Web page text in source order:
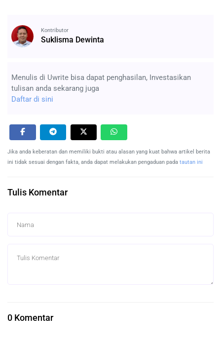
Kontributor
Suklisma Dewinta
Menulis di Uwrite bisa dapat penghasilan, Investasikan
tulisan anda sekarang juga
Daftar di sini
Jika anda keberatan dan memiliki bukti atau alasan yang kuat bahwa artikel berita
ini tidak sesuai dengan fakta, anda dapat melakukan pengaduan pada tautan ini
Tulis Komentar
0 Komentar